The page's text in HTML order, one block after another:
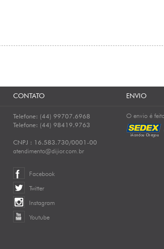
CONTATO
Telefone: (44) 99707.6968
Telefone: (44) 98419.9763
CNPJ : 16.583.730/0001-00
atendimento@dijior.com.br
Facebook
Twitter
Instagram
Youtube
ENVIO
O envio é